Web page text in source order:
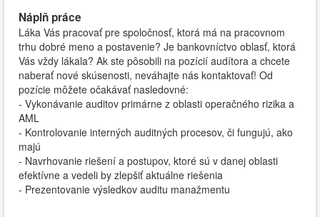
Náplň práce
Láka Vás pracovať pre spoločnosť, ktorá má na pracovnom
trhu dobré meno a postavenie? Je bankovníctvo oblasť, ktorá
Vás vždy lákala? Ak ste pôsobili na pozícií audítora a chcete
naberať nové skúsenosti, neváhajte nás kontaktovať! Od
pozície môžete očakávať nasledovné:
- Vykonávanie auditov primárne z oblasti operačného rizika a
AML
- Kontrolovanie interných auditných procesov, či fungujú, ako
majú
- Navrhovanie riešení a postupov, ktoré sú v danej oblasti
efektívne a vedeli by zlepšiť aktuálne riešenia
- Prezentovanie výsledkov auditu manažmentu